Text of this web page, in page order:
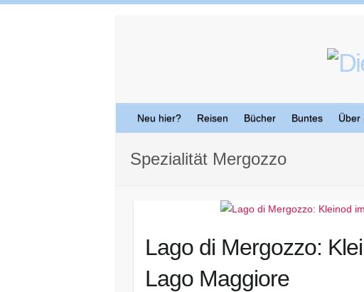
Neu hier? Reisen Bücher Buntes Über
Spezialität Mergozzo
Lago di Mergozzo:
Lago Maggiore